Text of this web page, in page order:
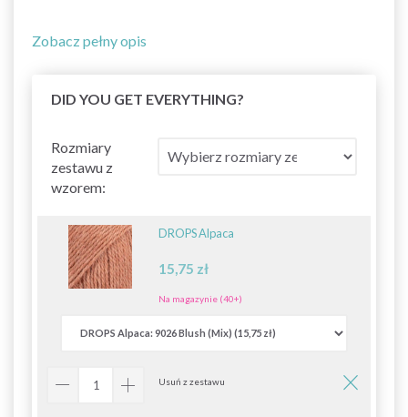
Zobacz pełny opis
DID YOU GET EVERYTHING?
Rozmiary
zestawu z
wzorem:
DROPS Alpaca
15,75 zł
Na magazynie (40+)
Usuń z zestawu